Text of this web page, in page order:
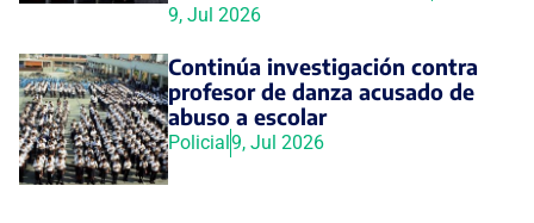
9, Jul 2026
Continúa investigación contra
profesor de danza acusado de
abuso a escolar
Policial9, Jul 2026